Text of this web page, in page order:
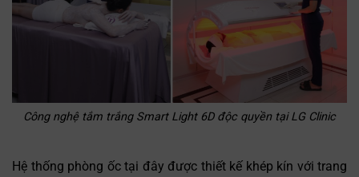
Công nghệ tắm trắng Smart Light 6D độc quyền tại LG Clinic
Hệ thống phòng ốc tại đây được thiết kế khép kín với trang